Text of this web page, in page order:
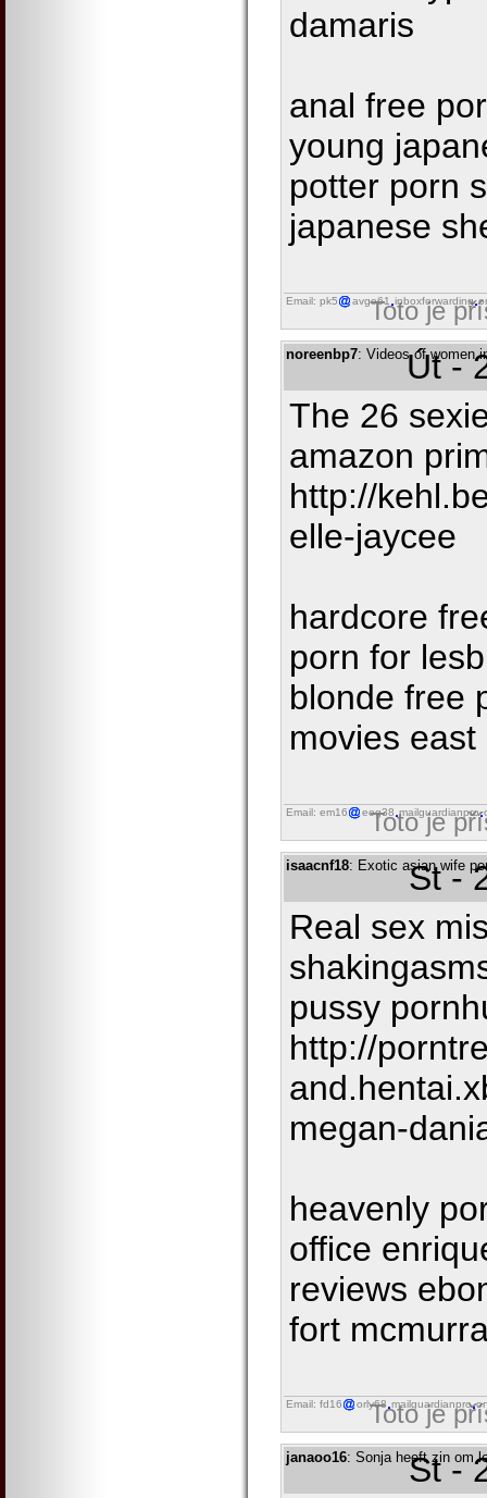
damaris
anal free
young
potter porn
japanese
Email: pk5 avgo61 inboxforwarding
Toto je
noreenbp7: Videos of women
Út -
The 26
amazon
http://
elle-jaycee
hardcore
porn for
blonde free
movies
Email: em16 eog38 mailguardianpro
Toto je
isaacnf18: Exotic asian wife
St -
Real sex
pussy
http://
megan-
heavenly
office
reviews
fort
Email: fd16 orly68 mailguardianpro
Toto je
janaoo16: Sonja heeft zin om
St -